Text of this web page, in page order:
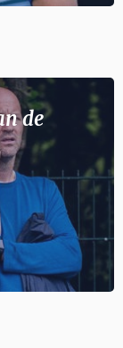
de